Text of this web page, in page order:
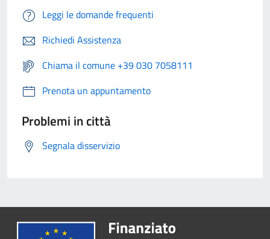
Leggi le domande frequenti
Richiedi Assistenza
Chiama il comune +39 030 7058111
Prenota un appuntamento
Problemi in città
Segnala disservizio